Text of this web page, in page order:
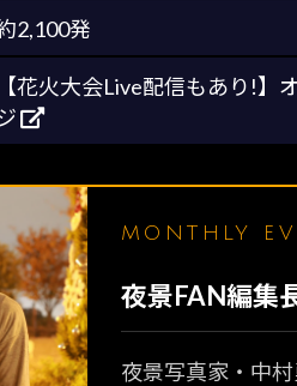
2,100発
【花火大会Live配信もあり!
MONTHLY
夜景FAN編集
夜景写真家・中